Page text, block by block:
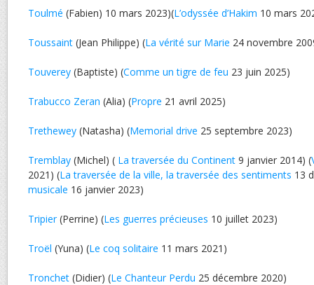
Toulmé (Fabien) 10 mars 2023)(L’odyssée d’Hakim 10 mars
Toussaint (Jean Philippe) (La vérité sur Marie 24 novembre
Touverey (Baptiste) (Comme un tigre de feu 23 juin 2025)
Trabucco Zeran (Alia) (Propre 21 avril 2025)
Trethewey (Natasha) (Memorial drive 25 septembre 2023)
Tremblay (Michel) ( La traversée du Continent 9 janvier 2014) (
2021) (La traversée de la ville, la traversée des sentiments 13
musicale 16 janvier 2023)
Tripier(Perrine) (Les guerres précieuses 10 juillet 2023)
Troël (Yuna) (Le coq solitaire 11 mars 2021)
Tronchet (Didier) (Le Chanteur Perdu 25 décembre 2020)